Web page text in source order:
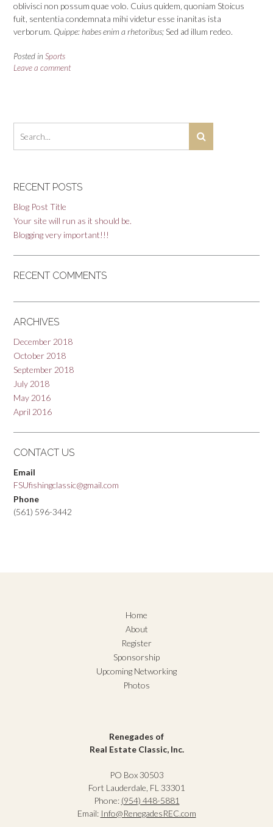
oblivisci non possum quae volo. Cuius quidem, quoniam Stoicus
fuit, sententia condemnata mihi videtur esse inanitas ista
verborum. Quippe: habes enim a rhetoribus;Sed ad illum redeo.
Posted in Sports
Leave a comment
RECENT POSTS
Blog Post Title
Your site will run as it should be.
Blogging very important!!!
RECENT COMMENTS
ARCHIVES
December 2018
October 2018
September 2018
July 2018
May 2016
April 2016
CONTACT US
Email
FSUfishingclassic@gmail.com
Phone
(561) 596-3442
Home
About
Register
Sponsorship
Upcoming Networking
Photos
Renegades of
Real Estate Classic, Inc.
PO Box 30503
Fort Lauderdale, FL 33301
Phone: (954) 448-5881
Email: Info@RenegadesREC.com